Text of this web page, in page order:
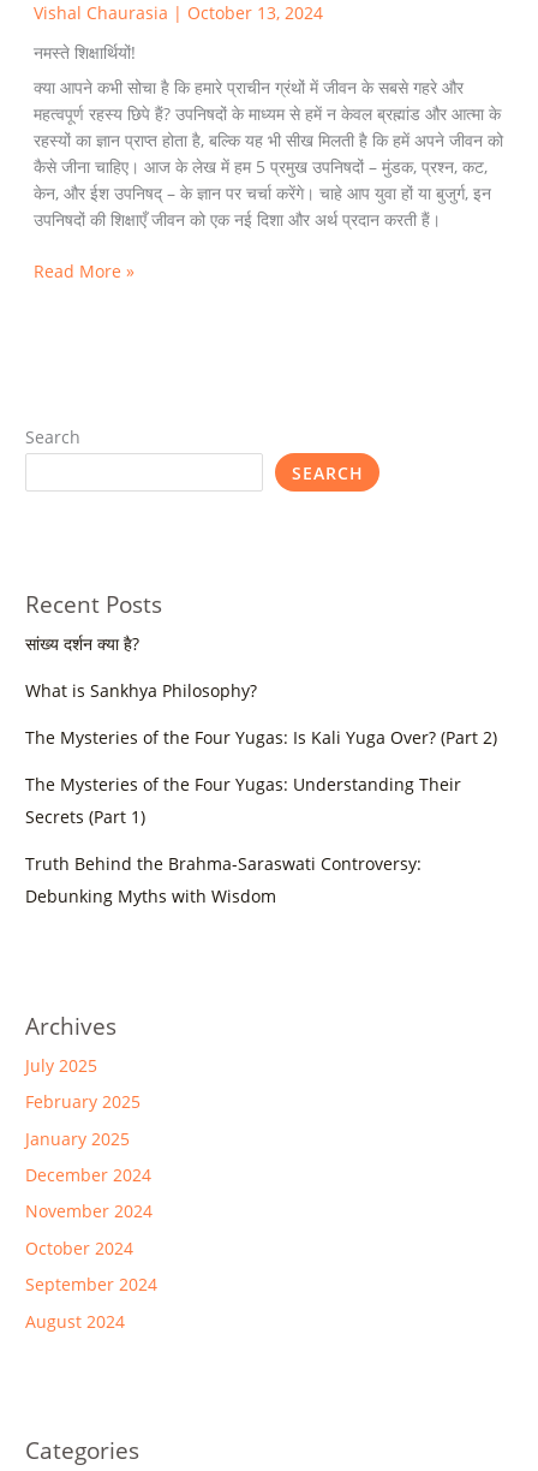
Vishal Chaurasia | October 13, 2024
नमस्ते शिक्षार्थियों!
क्या आपने कभी सोचा है कि हमारे प्राचीन ग्रंथों में जीवन के सबसे गहरे और
महत्वपूर्ण रहस्य छिपे हैं? उपनिषदों के माध्यम से हमें न केवल ब्रह्मांड और आत्मा के
रहस्यों का ज्ञान प्राप्त होता है, बल्कि यह भी सीख मिलती है कि हमें अपने जीवन को
कैसे जीना चाहिए। आज के लेख में हम 5 प्रमुख उपनिषदों – मुंडक, प्रश्न, कट,
केन, और ईश उपनिषद् – के ज्ञान पर चर्चा करेंगे। चाहे आप युवा हों या बुजुर्ग, इन
उपनिषदों की शिक्षाएँ जीवन को एक नई दिशा और अर्थ प्रदान करती हैं।
Read More »
Search
SEARCH
Recent Posts
सांख्य दर्शन क्या है?
What is Sankhya Philosophy?
The Mysteries of the Four Yugas: Is Kali Yuga Over? (Part 2)
The Mysteries of the Four Yugas: Understanding Their
Secrets (Part 1)
Truth Behind the Brahma-Saraswati Controversy:
Debunking Myths with Wisdom
Archives
July 2025
February 2025
January 2025
December 2024
November 2024
October 2024
September 2024
August 2024
Categories